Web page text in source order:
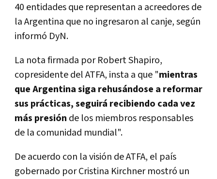
40 entidades que representan a acreedores de
la Argentina que no ingresaron al canje, según
informó DyN.
La nota firmada por Robert Shapiro,
copresidente del ATFA, insta a que "mientras
que Argentina siga rehusándose a reformar
sus prácticas, seguirá recibiendo cada vez
más presión de los miembros responsables
de la comunidad mundial".
De acuerdo con la visión de ATFA, el país
gobernado por Cristina Kirchner mostró un